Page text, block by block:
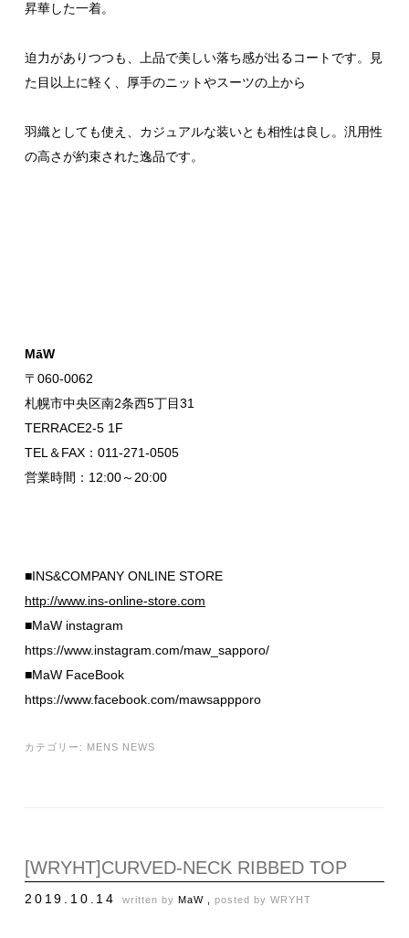
昇華した一着。
迫力がありつつも、上品で美しい落ち感が出るコートです。見
た目以上に軽く、厚手のニットやスーツの上から
羽織としても使え、カジュアルな装いとも相性は良し。汎用性
の高さが約束された逸品です。
MāW
〒060-0062
札幌市中央区南2条西5丁目31
TERRACE2-5 1F
TEL＆FAX：011-271-0505
営業時間：12:00～20:00
■INS&COMPANY ONLINE STORE
http://www.ins-online-store.com
■MaW instagram
https://www.instagram.com/maw_sapporo/
■MaW FaceBook
https://www.facebook.com/mawsappporo
カテゴリー: MENS NEWS
[WRYHT]CURVED-NECK RIBBED TOP
2019.10.14 written by MaW , posted by WRYHT